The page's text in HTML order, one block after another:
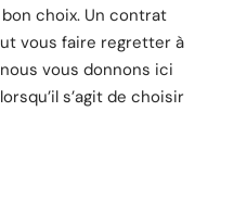
choix. Un contrat
vous faire regretter à
vous donnons ici
s’agit de choisir